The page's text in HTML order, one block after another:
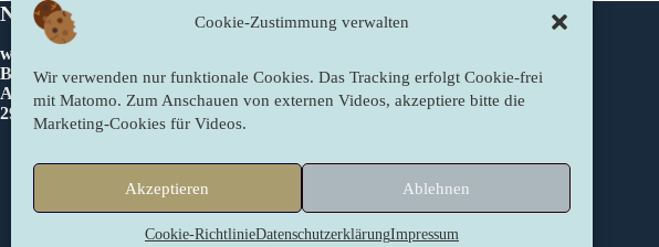
Cookie-Zustimmung verwalten
Wir verwenden nur funktionale Cookies. Das Tracking erfolgt Cookie-frei
mit Matomo. Zum Anschauen von externen Videos, akzeptiere bitte die
Marketing-Cookies für Videos.
Akzeptieren Ablehnen
Cookie-RichtlinieDatenschutzerklärungImpressum
Newslichter
www.newslichter.de
Bettina Sahling
Am Gieberg 2
29490 Neu Darchau/Glienitz
Newsletter abonnieren
Rechtliches
Datenschutzerklärung
Cookie-Richtlinie